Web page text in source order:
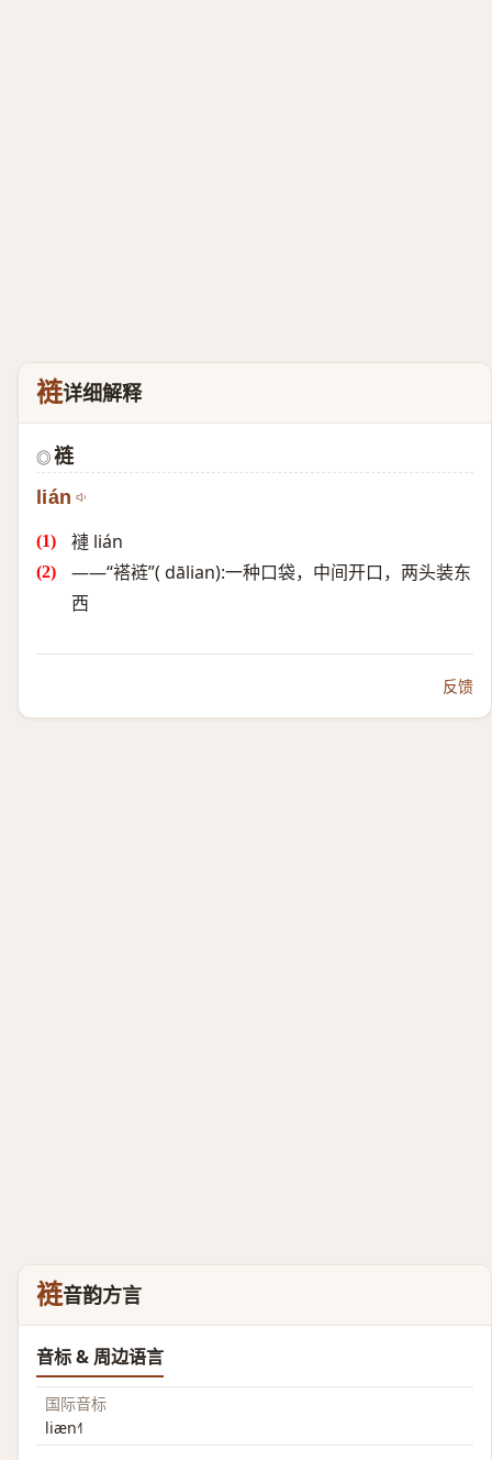
裢详细解释
◎ 裢
lián
褳 lián
——“褡裢”( dālian):一种口袋，中间开口，两头装东
西
反馈
裢音韵方言
音标 & 周边语言
国际音标
liæn˧˥